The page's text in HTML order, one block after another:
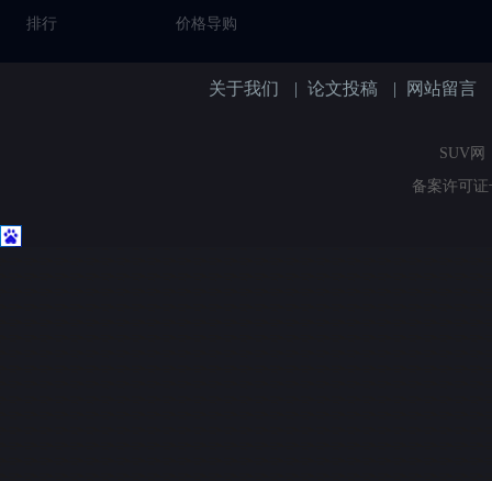
排行
价格导购
关于我们 | 论文投稿 | 网站留言
SUV网
备案许可证